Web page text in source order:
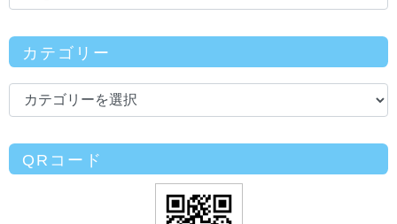
カテゴリー
QRコード